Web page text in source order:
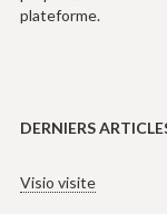
plateforme.
DERNIERS
Visio visite